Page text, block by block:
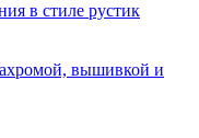
в стиле рустик
вышивкой и